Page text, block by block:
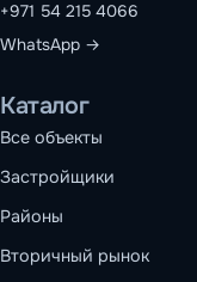
+971 54 215 4066
WhatsApp →
Каталог
Все объекты
Застройщики
Районы
Вторичный рынок